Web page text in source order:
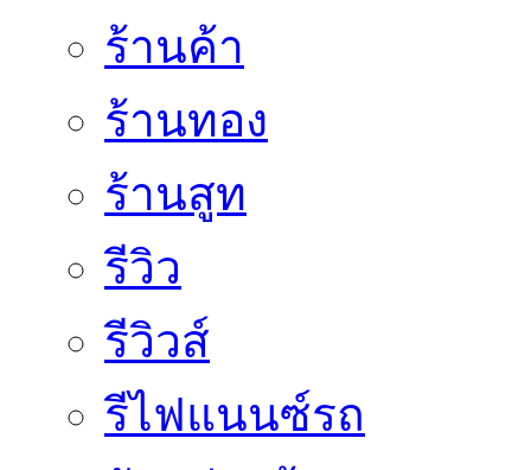
ร้านค้า
ร้านทอง
ร้านสูท
รีวิว
รีวิวส์
รีไฟแนนซ์รถ